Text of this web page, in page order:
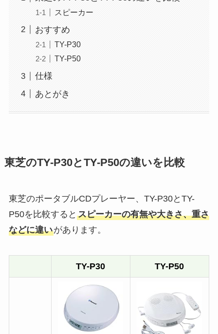
スピーカー
おすすめ
TY-P30
TY-P50
仕様
あとがき
東芝のTY-P30とTY-P50の違いを比較
東芝のポータブルCDプレーヤー、TY-P30とTY-
P50を比較すると スピーカーの有無や大きさ、重さ
などに違いがあります。
TY-P30 TY-P50